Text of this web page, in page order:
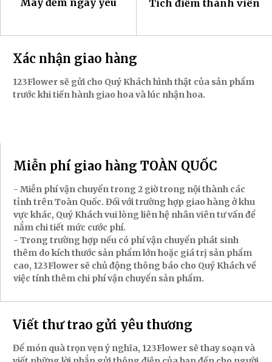
Máy đếm ngày yêu Tích điểm thành viên
Xác nhận giao hàng
123Flower sẽ gửi cho Quý Khách hình thật của sản phẩm
trước khi tiến hành giao hoa và lúc nhận hoa.
Miễn phí giao hàng TOÀN QUỐC
- Miễn phí vận chuyển trong 2 giờ trong nội thành các
tỉnh trên Toàn Quốc. Đối với trường hợp giao hàng ở khu
vực khác, Quý Khách vui lòng liên hệ nhân viên tư vấn để
nắm chi tiết mức cước phí.
- Trong trường hợp nếu có phí vận chuyển phát sinh
thêm do kích thước sản phẩm lớn hoặc giá trị sản phẩm
cao, 123Flower sẽ chủ động thông báo cho Quý Khách về
việc tính thêm chi phí vận chuyển sản phẩm.
Viết thư trao gửi yêu thương
Để món quà trọn vẹn ý nghĩa, 123Flower sẽ thay soạn và